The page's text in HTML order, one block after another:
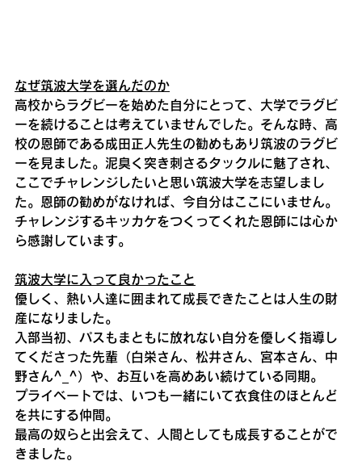
なぜ筑波大学を選んだのか
高校からラグビーを始めた自分にとって、大学でラグビ
ーを続けることは考えていませんでした。そんな時、高
校の恩師である成田正人先生の勧めもあり筑波のラグビ
ーを見ました。泥臭く突き刺さるタックルに魅了され、
ここでチャレンジしたいと思い筑波大学を志望しまし
た。恩師の勧めがなければ、今自分はここにいません。
チャレンジするキッカケをつくってくれた恩師には心か
ら感謝しています。
筑波大学に入って良かったこと
優しく、熱い人達に囲まれて成長できたことは人生の財
産になりました。
入部当初、パスもまともに放れない自分を優しく指導し
てくださった先輩（白栄さん、松井さん、宮本さん、中
野さん^_^）や、お互いを高めあい続けている同期。
プライベートでは、いつも一緒にいて衣食住のほとんど
を共にする仲間。
最高の奴らと出会えて、人間としても成長することがで
きました。